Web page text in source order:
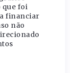
que foi
financiar
não